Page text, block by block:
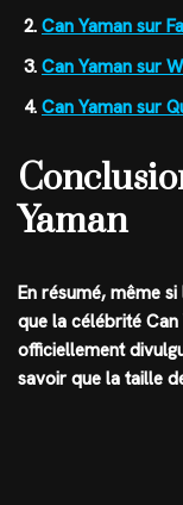
Can Yaman sur
Can Yaman sur
Can Yaman sur
Yaman
En résumé, même
que la célébrité Can
officiellement
savoir que la taille